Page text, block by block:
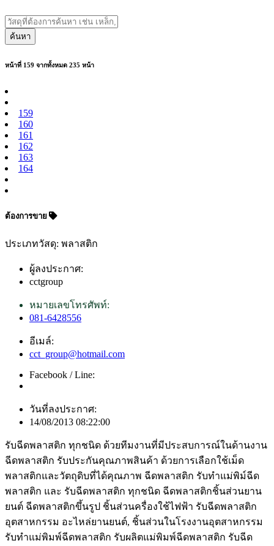
ค้นหา
หน้าที่ 159 จากทั้งหมด 235 หน้า
159
160
161
162
163
164
ต้องการขาย
ประเภทวัสดุ: พลาสติก
ผู้ลงประกาศ:
cctgroup
หมายเลขโทรศัพท์:
081-6428556
อีเมล์:
cct_group@hotmail.com
Facebook / Line:
วันที่ลงประกาศ:
14/08/2013 08:22:00
รับฉีดพลาสติก ทุกชนิด ด้วยทีมงานที่มีประสบการณ์ในด้านงาน
ฉีดพลาสติก รับประกันคุณภาพสินค้า ด้วยการเลือกใช้เม็ด
พลาสติกและวัตถุดิบที่ได้คุณภาพ ฉีดพลาสติก รับทำแม่พิม์ฉีด
พลาสติก และ รับฉีดพลาสติก ทุกชนิด ฉีดพลาสติกชิ้นส่วนยาน
ยนต์ ฉีดพลาสติกขึ้นรูป ชิ้นส่วนครื่องใช้ไฟฟ้า รับฉีดพลาสติก
อุตสาหกรรม อะไหล่ยานยนต์, ชิ้นส่วนในโรงงานอุตสาหกรรม
รับทำแม่พิมพ์ฉีดพลาสติก รับผลิตแม่พิมพ์ฉีดพลาสติก รับฉีด